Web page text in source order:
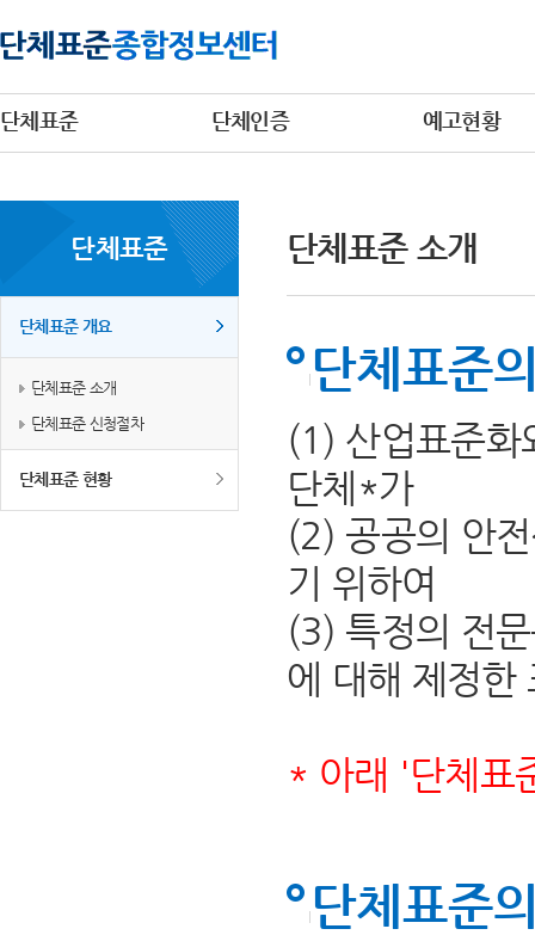
단체표준 단체인증 예고현황
단체표준
단체표준 개요
단체표준 소개
단체표준 신청절차
단체표준 현황
단체표준 소개
단체표준
(1) 산업표준화
단체*가
(2) 공공의 안
기 위하여
(3) 특정의 전문
에 대해 제정한
* 아래 '단체표
단체표준